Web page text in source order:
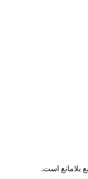
بلامانع است.